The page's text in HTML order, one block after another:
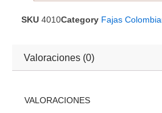
SKU 4010Category Fajas
Valoraciones (0)
VALORACIONES